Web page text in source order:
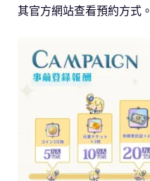
其官方網站查看預約方式。